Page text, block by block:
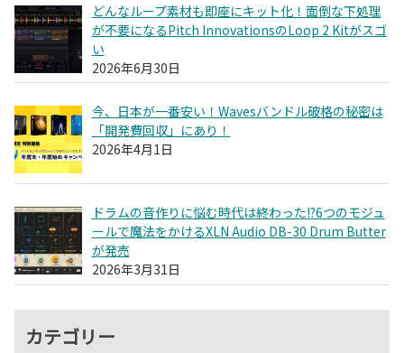
どんなループ素材も即座にキット化！面倒な下処理
が不要になるPitch InnovationsのLoop 2 Kitがスゴ
い
2026年6月30日
今、日本が一番安い！Wavesバンドル破格の秘密は
「開発費回収」にあり！
2026年4月1日
ドラムの音作りに悩む時代は終わった!?6つのモジュ
ールで魔法をかけるXLN Audio DB-30 Drum Butter
が発売
2026年3月31日
カテゴリー